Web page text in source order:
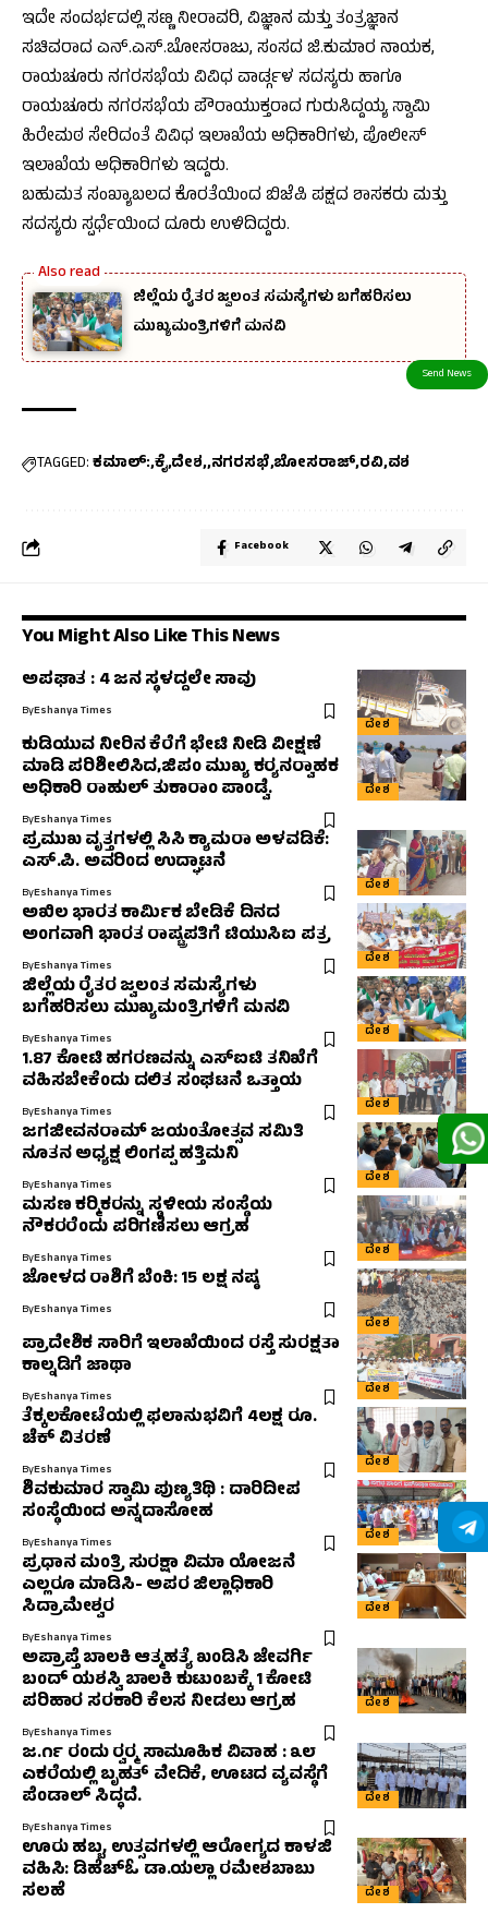
ಇದೇ ಸಂದರ್ಭದಲ್ಲಿ ಸಣ್ಣ ನೀರಾವರಿ, ವಿಜ್ಞಾನ ಮತ್ತು ತಂತ್ರಜ್ಞಾನ
ಸಚಿವರಾದ ಎನ್.ಎಸ್.ಬೋಸರಾಜು, ಸಂಸದ ಜಿ.ಕುಮಾರ ನಾಯಕ,
ರಾಯಚೂರು ನಗರಸಭೆಯ ವಿವಿಧ ವಾರ್ಡ್ಗಳ ಸದಸ್ಯರು ಹಾಗೂ
ರಾಯಚೂರು ನಗರಸಭೆಯ ಪೌರಾಯುಕ್ತರಾದ ಗುರುಸಿದ್ದಯ್ಯ ಸ್ವಾಮಿ
ಹಿರೇಮಠ ಸೇರಿದಂತೆ ವಿವಿಧ ಇಲಾಖೆಯ ಅಧಿಕಾರಿಗಳು, ಪೊಲೀಸ್
ಇಲಾಖೆಯ ಅಧಿಕಾರಿಗಳು ಇದ್ದರು.
ಬಹುಮತ ಸಂಖ್ಯಾಬಲದ ಕೊರತೆಯಿಂದ ಬಿಜೆಪಿ ಪಕ್ಷದ ಶಾಸಕರು ಮತ್ತು
ಸದಸ್ಯರು ಸ್ಪರ್ಧೆಯಿಂದ ದೂರು ಉಳಿದಿದ್ದರು.
ಜಿಲ್ಲೆಯ ರೈತರ ಜ್ವಲಂತ ಸಮಸ್ಯೆಗಳು ಬಗೆಹರಿಸಲು
ಮುಖ್ಯಮಂತ್ರಿಗಳಿಗೆ ಮನವಿ
TAGGED:ಕಮಾಲ್:ಕೈದೇಶ,ನಗರಸಭೆಬೋಸರಾಜ್ರವಿವಶ
Facebook
You Might Also Like This News
ದೇಶ
ಅಪಘಾತ : 4 ಜನ ಸ್ಥಳದ್ದಲೇ ಸಾವು
ByEshanya Times
ದೇಶ
ಕುಡಿಯುವ ನೀರಿನ ಕೆರೆಗೆ ಭೇಟಿ ನೀಡಿ ವೀಕ್ಷಣೆ
ಮಾಡಿ ಪರಿಶೀಲಿಸಿದ,ಜಿಪಂ ಮುಖ್ಯ ಕರ‍್ಯನರ‍್ವಾಹಕ
ಅಧಿಕಾರಿ ರಾಹುಲ್‌ ತುಕಾರಾಂ ಪಾಂಡ್ವೆ.
ByEshanya Times
ದೇಶ
ಪ್ರಮುಖ ವೃತ್ತಗಳಲ್ಲಿ ಸಿಸಿ ಕ್ಯಾಮರಾ ಅಳವಡಿಕೆ:
ಎಸ್.ಪಿ. ಅವರಿಂದ ಉದ್ಘಾಟನೆ
ByEshanya Times
ದೇಶ
ಅಖಿಲ ಭಾರತ ಕಾರ್ಮಿಕ ಬೇಡಿಕೆ ದಿನದ
ಅಂಗವಾಗಿ ಭಾರತ ರಾಷ್ಟ್ರಪತಿಗೆ ಟಿಯುಸಿಐ ಪತ್ರ
ByEshanya Times
ದೇಶ
ಜಿಲ್ಲೆಯ ರೈತರ ಜ್ವಲಂತ ಸಮಸ್ಯೆಗಳು
ಬಗೆಹರಿಸಲು ಮುಖ್ಯಮಂತ್ರಿಗಳಿಗೆ ಮನವಿ
ByEshanya Times
ದೇಶ
1.87 ಕೋಟಿ ಹಗರಣವನ್ನು ಎಸ್‌ಐಟಿ ತನಿಖೆಗೆ
ವಹಿಸಬೇಕೆಂದು ದಲಿತ ಸಂಘಟನೆ ಒತ್ತಾಯ
ByEshanya Times
ದೇಶ
ಜಗಜೀವನರಾಮ್ ಜಯಂತೋತ್ಸವ ಸಮಿತಿ
ನೂತನ ಅಧ್ಯಕ್ಷ ಲಿಂಗಪ್ಪ ಹತ್ತಿಮನಿ
ByEshanya Times
ದೇಶ
ಮಸಣ ಕರ‍್ಮಿಕರನ್ನು ಸ್ಥಳೀಯ ಸಂಸ್ಥೆಯ
ನೌಕರರೆಂದು ಪರಿಗಣಿಸಲು ಆಗ್ರಹ
ByEshanya Times
ದೇಶ
ಜೋಳದ ರಾಶಿಗೆ ಬೆಂಕಿ: 15 ಲಕ್ಷ ನಷ್ಠ
ByEshanya Times
ದೇಶ
ಪ್ರಾದೇಶಿಕ ಸಾರಿಗೆ ಇಲಾಖೆಯಿಂದ ರಸ್ತೆ ಸುರಕ್ಷತಾ
ಕಾಲ್ನಡಿಗೆ ಜಾಥಾ
ByEshanya Times
ದೇಶ
ತೆಕ್ಕಲಕೋಟೆಯಲ್ಲಿ ಫಲಾನುಭವಿಗೆ 4ಲಕ್ಷ ರೂ.
ಚೆಕ್ ವಿತರಣೆ
ByEshanya Times
ದೇಶ
ಶಿವಕುಮಾರ ಸ್ವಾಮಿ ಪುಣ್ಯತಿಥಿ : ದಾರಿದೀಪ
ಸಂಸ್ಥೆಯಿಂದ ಅನ್ನದಾಸೋಹ
ByEshanya Times
ದೇಶ
ಪ್ರಧಾನ ಮಂತ್ರಿ ಸುರಕ್ಷಾ ವಿಮಾ ಯೋಜನೆ
ಎಲ್ಲರೂ ಮಾಡಿಸಿ- ಅಪರ ಜಿಲ್ಲಾಧಿಕಾರಿ
ಸಿದ್ರಾಮೇಶ್ವರ
ByEshanya Times
ದೇಶ
ಅಪ್ರಾಪ್ತೆ ಬಾಲಕಿ ಆತ್ಮಹತ್ಯೆ ಖಂಡಿಸಿ ಜೇವರ್ಗಿ
ಬಂದ್ ಯಶಸ್ವಿ ಬಾಲಕಿ ಕುಟುಂಬಕ್ಕೆ 1 ಕೋಟಿ
ಪರಿಹಾರ ಸರಕಾರಿ ಕೆಲಸ ನೀಡಲು ಆಗ್ರಹ
ByEshanya Times
ದೇಶ
ಜ.೧೯ ರಂದು ರ‍್ವರ‍್ಮ ಸಾಮೂಹಿಕ ವಿವಾಹ : ೩೮
ಎಕರೆಯಲ್ಲಿ ಬೃಹತ್ ವೇದಿಕೆ, ಊಟದ ವ್ಯವಸ್ಥೆಗೆ
ಪೆಂಡಾಲ್ ಸಿದ್ಧದೆ.
ByEshanya Times
ದೇಶ
ಊರು ಹಬ್ಬ, ಉತ್ಸವಗಳಲ್ಲಿ ಆರೋಗ್ಯದ ಕಾಳಜಿ
ವಹಿಸಿ: ಡಿಹೆಚ್‌ಓ ಡಾ.ಯಲ್ಲಾ ರಮೇಶಬಾಬು
ಸಲಹೆ